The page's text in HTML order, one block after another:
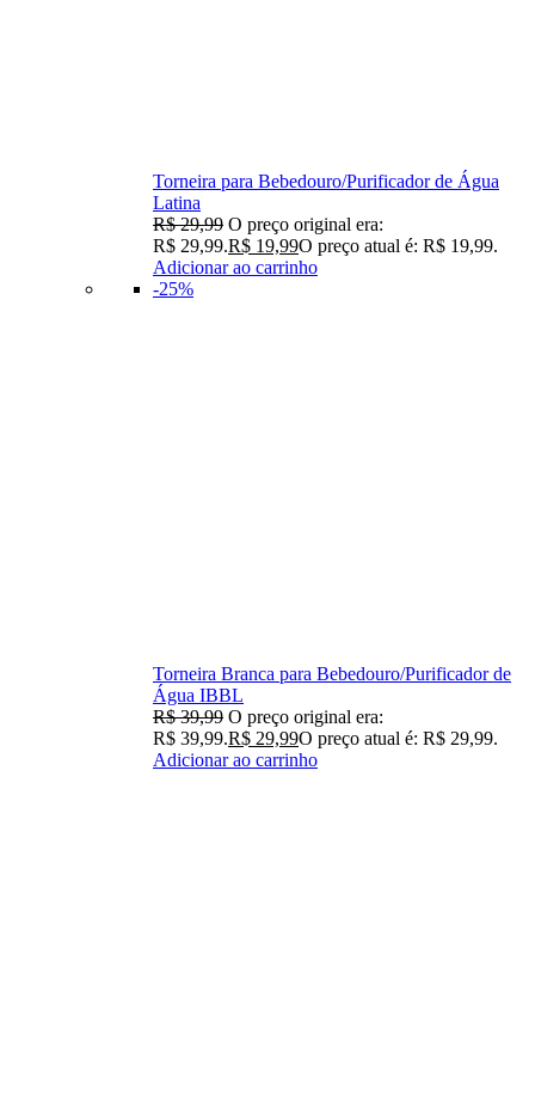
Torneira para Bebedouro/Purificador de Água
Latina
R$29,99 O preço original era:
R$ 29,99.R$ 19,99O preço atual é: R$ 19,99.
Adicionar ao carrinho
-25%
Torneira Branca para Bebedouro/Purificador de
Água IBBL
R$39,99 O preço original era:
R$ 39,99.R$ 29,99O preço atual é: R$ 29,99.
Adicionar ao carrinho